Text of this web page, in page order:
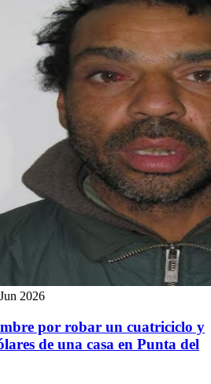
2026
por robar un cuatriciclo y
de una casa en Punta del